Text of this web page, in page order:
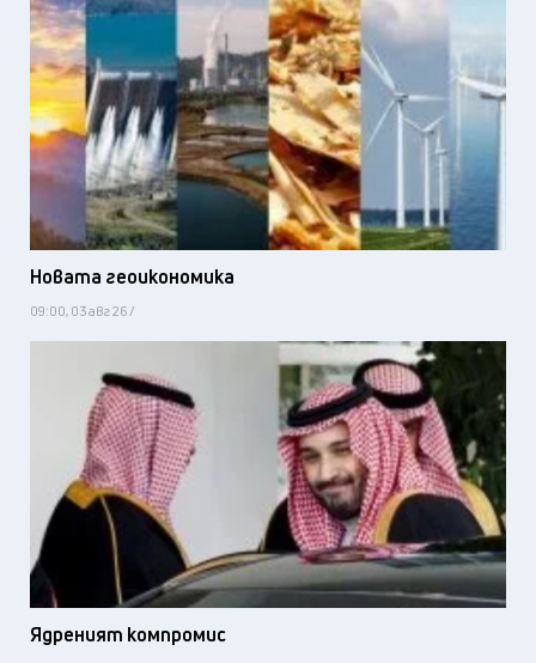
Новата геоикономика
09:00, 03 авг 26 /
Ядреният компромис